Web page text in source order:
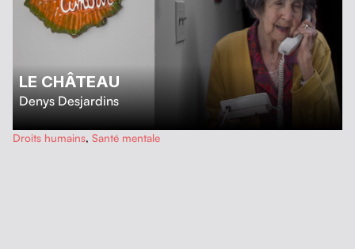
LE CHÂTEAU
Denys Desjardins
…
Droits humains, Santé mentale